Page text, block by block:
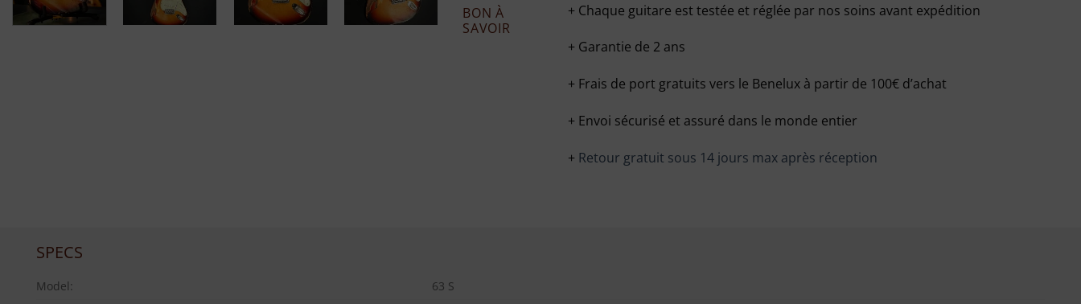
BON À
SAVOIR
+ Chaque guitare est testée et réglée par nos soins avant expédition
+ Garantie de 2 ans
+ Frais de port gratuits vers le Benelux à partir de 100€ d’achat
+ Envoi sécurisé et assuré dans le monde entier
+ Retour gratuit sous 14 jours max après réception
SPECS
Model:
63 S